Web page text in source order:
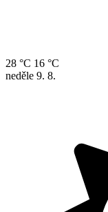
28 °C 16 °C
neděle 9. 8.